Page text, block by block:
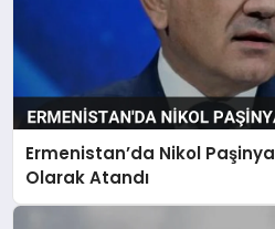
Ermenistan’da Nikol
Olarak Atandı